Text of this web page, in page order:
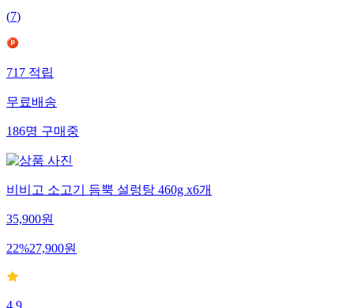
(7)
717적립
무료배송
186명구매중
비비고 소고기 듬뿍 설렁탕 460g x6개
35,900원
22%27,900원